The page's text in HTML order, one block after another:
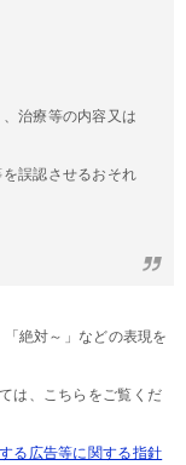
治療等の内容又は
誤認させるおそれ
絶対～」などの表現を
は、こちらをご覧くだ
る広告等に関する指針